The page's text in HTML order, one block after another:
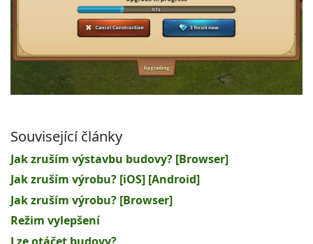
Související články
Jak zruším výstavbu budovy? [Browser]
Jak zruším výrobu? [iOS] [Android]
Jak zruším výrobu? [Browser]
Režim vylepšení